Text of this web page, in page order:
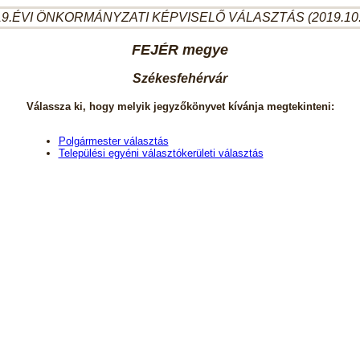
ÖNKORMÁNYZATI KÉPVISELŐ VÁLASZTÁS
FEJÉR megye
Székesfehérvár
Válassza ki, hogy melyik jegyzőkönyvet kívánja megtekinteni:
Polgármester választás
Települési egyéni választókerületi választás